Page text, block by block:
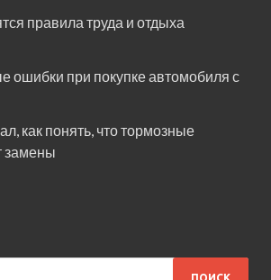
правила труда и отдыха
ошибки при покупке автомобиля с
как понять, что тормозные
замены